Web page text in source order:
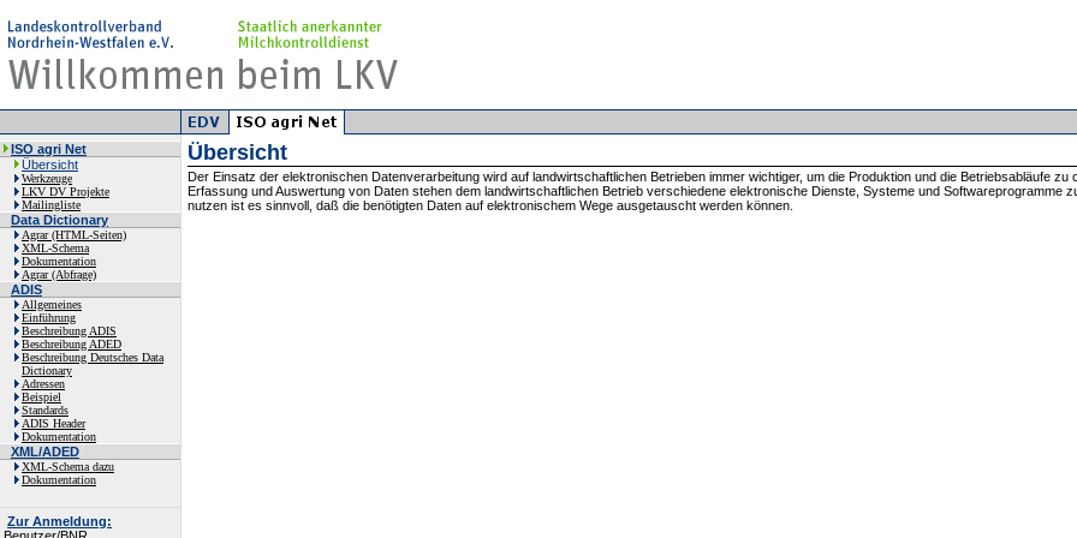
ISO agri Net
Übersicht
Werkzeuge
LKV DV Projekte
Mailingliste
Data Dictionary
Agrar (HTML-Seiten)
XML-Schema
Dokumentation
Agrar (Abfrage)
ADIS
Allgemeines
Einführung
Beschreibung ADIS
Beschreibung ADED
Beschreibung Deutsches Data
Dictionary
Adressen
Beispiel
Standards
ADIS Header
Dokumentation
XML/ADED
XML-Schema dazu
Dokumentation
Zur Anmeldung:
Übersicht
Der Einsatz der elektronischen Datenverarbeitung wird auf landwirtschaftlichen Betrieben immer wichtiger, um die Produktion und die Betriebsabläufe
Erfassung und Auswertung von Daten stehen dem landwirtschaftlichen Betrieb verschiedene elektronische Dienste, Systeme und Softwareprogramme
nutzen ist es sinnvoll, daß die benötigten Daten auf elektronischem Wege ausgetauscht werden können.